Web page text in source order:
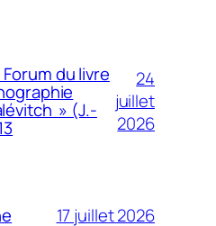
du livre
» (J.-
24
juillet
2026
17 juillet 2026